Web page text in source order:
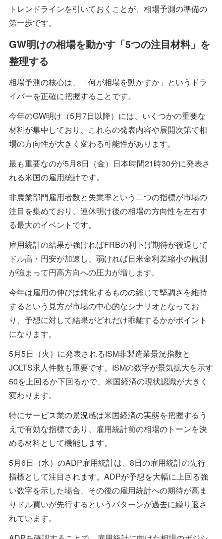
トレンドラインを引いておくことが、相場予測の準備の
第一歩です。
GW明けの相場を動かす「5つの注目材料」を
整理する
相場予測の核心は、「何が相場を動かすか」というドラ
イバーを正確に把握することです。
今年のGW明け（5月7日以降）には、いくつかの重要な
材料が集中しており、これらの発表内容や展開次第で相
場の方向性が大きく変わる可能性があります。
最も重要なのが5月8日（金）日本時間21時30分に発表さ
れる米国の雇用統計です。
非農業部門雇用者数と失業率という二つの指標が市場の
注目を集めており、連休明け後の相場の方向性を左右す
る最大のイベントです。
雇用統計の結果が強ければFRBの利下げ期待が後退して
ドル高・円安が加速し、弱ければ日米金利差縮小の観測
が強まって円高方向への圧力が増します。
今年は雇用の伸びは鈍化するものの総じて堅調さを維持
するという見方が市場の中心的なシナリオとなってお
り、予想に対して結果がどれだけ乖離するかがポイント
になります。
5月5日（火）に発表されるISM非製造業景況指数と
JOLTS求人件数も重要です。ISMの数字が景気拡大を示す
50を上回るか下回るかで、米国経済の現状認識が大きく
変わります。
特にサービス業の景況感は米国経済の実態を把握するう
えで有効な指標であり、雇用統計前の相場のトーンを決
める材料として機能します。
5月6日（水）のADP雇用統計は、8日の雇用統計の先行
指標として注目されます。ADPが予想を大幅に上回る強
い数字を示した場合、その後の雇用統計への期待が高ま
りドル買いが先行するというパターンが過去に繰り返さ
れています。